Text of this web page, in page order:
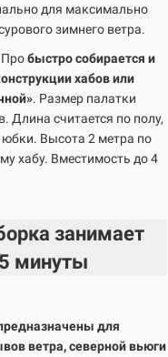
для максимально
зимнего ветра.
быстро собирается и
хабов или
. Размер палатки
Длина считается по полу,
Высота 2 метра по
хабу. Вместимость до 4
занимает
минуты
для
ветра, северной вьюги